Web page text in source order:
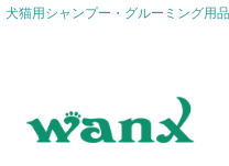
犬猫用シャンプー・グルーミング用